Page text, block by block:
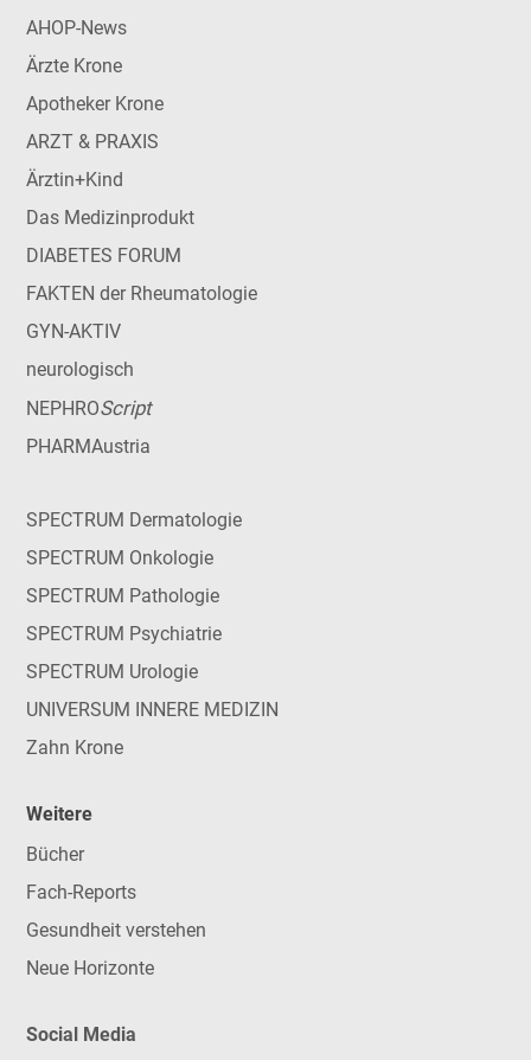
AHOP-News
Ärzte Krone
Apotheker Krone
ARZT & PRAXIS
Ärztin+Kind
Das Medizinprodukt
DIABETES FORUM
FAKTEN der Rheumatologie
GYN-AKTIV
neurologisch
NEPHROScript
PHARMAustria
SPECTRUM Dermatologie
SPECTRUM Onkologie
SPECTRUM Pathologie
SPECTRUM Psychiatrie
SPECTRUM Urologie
UNIVERSUM INNERE MEDIZIN
Zahn Krone
Weitere
Bücher
Fach-Reports
Gesundheit verstehen
Neue Horizonte
Social Media